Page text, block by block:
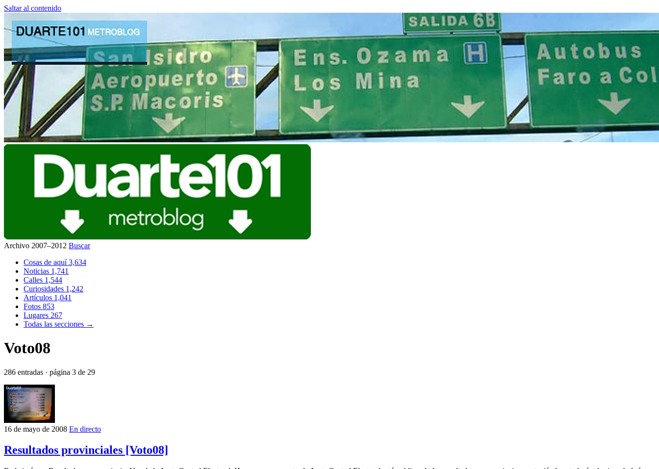
Saltar al contenido
Archivo 2007–2012 Buscar
Cosas de aquí3,634
Noticias 1,741
Calles 1,544
Curiosidades 1,242
Artículos 1,041
Fotos 853
Lugares 267
Todas las secciones →
Voto08
286 entradas · página 3 de 29
16 de mayo de 2008 En directo
Resultados provinciales [Voto08]